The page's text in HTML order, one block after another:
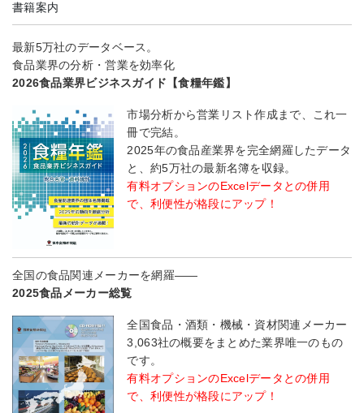
書籍案内
最新5万社のデータベース。
食品業界の分析・営業を効率化
2026食品業界ビジネスガイド【食糧年鑑】
市場分析から営業リスト作成まで、これ一
冊で完結。
2025年の食品産業界を完全網羅したデータ
と、約5万社の最新名簿を収録。
有料オプションのExcelデータとの併用
で、利便性が格段にアップ！
全国の食品関連メーカーを網羅――
2025食品メーカー総覧
全国食品・酒類・機械・資材関連メーカー
3,063社の概要をまとめた業界唯一のもの
です。
有料オプションのExcelデータとの併用
で、利便性が格段にアップ！